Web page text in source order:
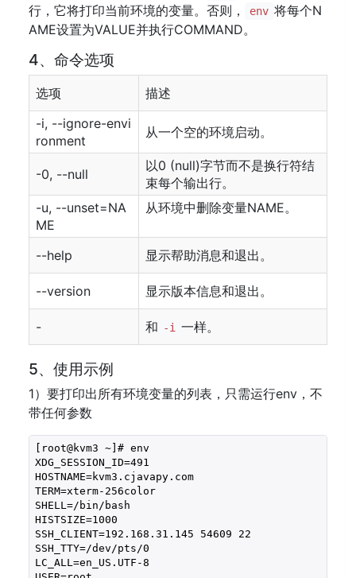
行，它将打印当前环境的变量。否则，
env 将每个N
AME设置为VALUE并执行COMMAND。
4、命令选项
选项
描述
-i, --ignore-envi
ronment
从一个空的环境启动。
-0, --null
以0 (null)字节而不是换行符结
束每个输出行。
-u, --unset=NA
ME
从环境中删除变量NAME。
--help 显示帮助消息和退出。
--version 显示版本信息和退出。
- 和 -i 一样。
5、使用示例
1）要打印出所有环境变量的列表，只需运行env，不
带任何参数
[root@kvm3 ~]# env
XDG_SESSION_ID=491
HOSTNAME=kvm3.cjavapy.com
TERM=xterm-256color
SHELL=/bin/bash
HISTSIZE=1000
SSH_CLIENT=192.168.31.145 54609 22
SSH_TTY=/dev/pts/0
LC_ALL=en_US.UTF-8